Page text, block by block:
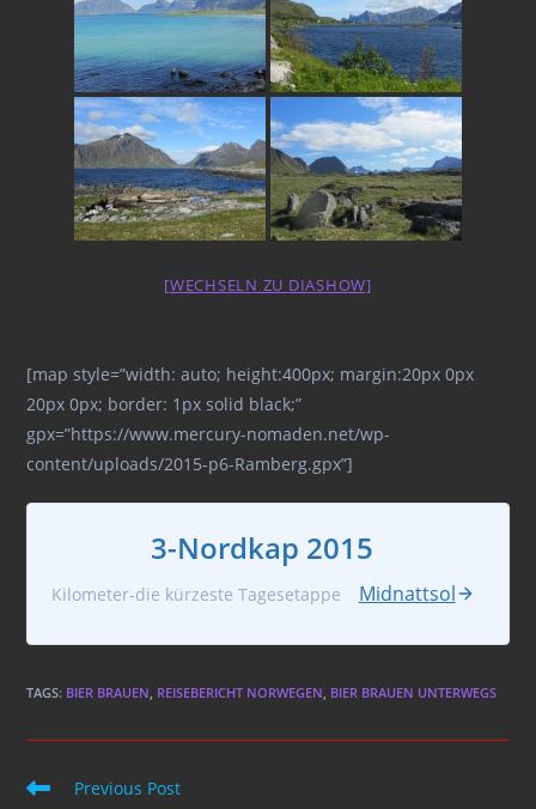
[WECHSELN ZU DIASHOW]
[map style=”width: auto; height:400px; margin:20px 0px
20px 0px; border: 1px solid black;”
gpx=”https://www.mercury-nomaden.net/wp-
content/uploads/2015-p6-Ramberg.gpx”]
3-Nordkap 2015
Kilometer-die kürzeste Tagesetappe Midnattsol
TAGS: BIER BRAUEN, REISEBERICHT NORWEGEN, BIER BRAUEN UNTERWEGS
Read
Previous Post